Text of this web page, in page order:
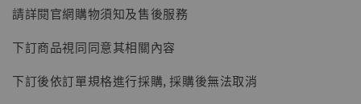
請詳閱官網購物須知及售後服務
下訂商品視同同意其相關內容
下訂後依訂單規格進行採購, 採購後無法取消